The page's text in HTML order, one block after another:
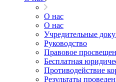
О нас
О нас
Учредительные
Руководство
Правовое
Бесплатная
Противодействие
Результаты